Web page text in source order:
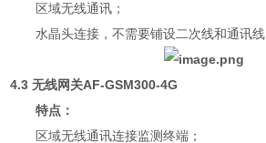
区域无线通讯；
水晶头连接，不需要铺设二次线和通讯线
4.3 无线网关AF-GSM300-4G
特点：
区域无线通讯连接监测终端；